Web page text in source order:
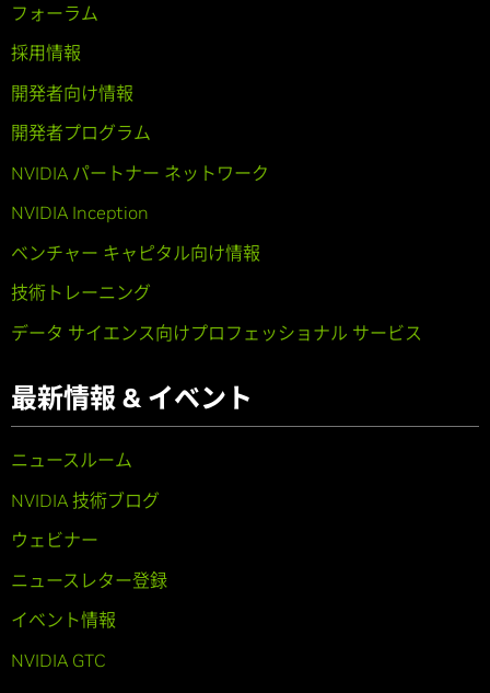
フォーラム
採用情報
開発者向け情報
開発者プログラム
NVIDIA パートナー ネットワーク
NVIDIA Inception
ベンチャー キャピタル向け情報
技術トレーニング
データ サイエンス向けプロフェッショナル サービス
最新情報 & イベント
ニュースルーム
NVIDIA 技術ブログ
ウェビナー
ニュースレター登録
イベント情報
NVIDIA GTC